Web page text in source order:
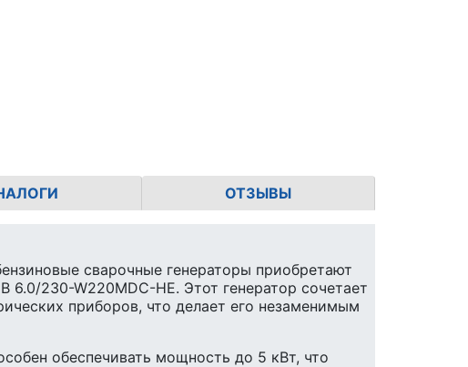
ОТЗЫВЫ
сварочные генераторы приобретают
230-W220MDC-HE. Этот генератор сочетает
приборов, что делает его незаменимым
обеспечивать мощность до 5 кВт, что